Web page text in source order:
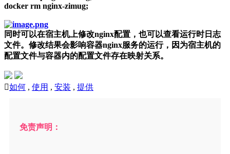
docker rm nginx-zimug;
同时可以在宿主机上修改nginx配置，也可以查看运行时日志
文件。修改结果会影响容器nginx服务的运行，因为宿主机的
配置文件与容器内的配置文件存在映射关系。
如何 , 使用 , 安装 , 提供
免责声明：